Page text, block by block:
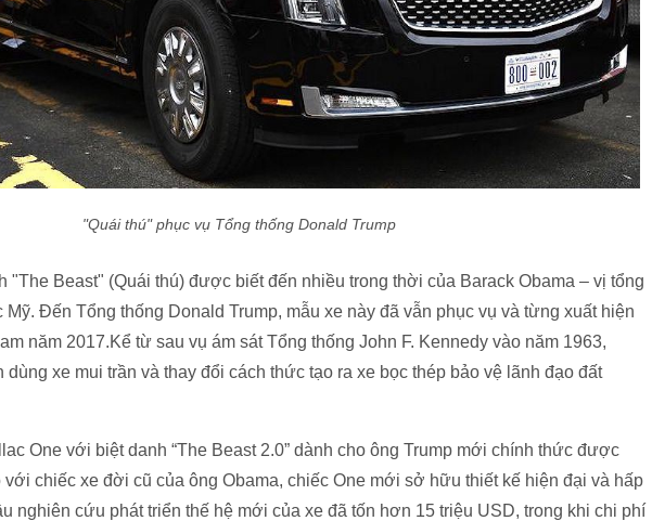
"Quái thú" phục vụ Tổng thống Donald Trump
"The Beast" (Quái thú) được biết đến nhiều trong thời của Barack Obama – vị tổng
Đến Tổng thống Donald Trump, mẫu xe này đã vẫn phục vụ và từng xuất hiện
năm 2017.Kể từ sau vụ ám sát Tổng thống John F. Kennedy vào năm 1963,
xe mui trần và thay đổi cách thức tạo ra xe bọc thép bảo vệ lãnh đạo đất
One với biệt danh “The Beast 2.0” dành cho ông Trump mới chính thức được
chiếc xe đời cũ của ông Obama, chiếc One mới sở hữu thiết kế hiện đại và hấp
nghiên cứu phát triển thế hệ mới của xe đã tốn hơn 15 triệu USD, trong khi chi phí